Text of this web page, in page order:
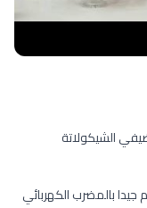
الشيكولاتة
بالمضرب الكهربائي